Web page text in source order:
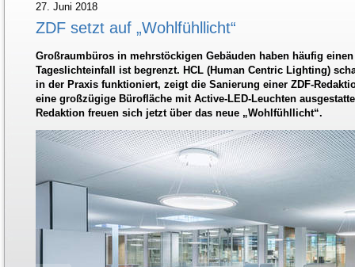
27. Juni 2018
ZDF setzt auf „Wohlfühllicht“
Großraumbüros in mehrstöckigen Gebäuden haben häufig
Tageslichteinfall ist begrenzt. HCL (Human Centric Lighting)
in der Praxis funktioniert, zeigt die Sanierung einer ZDF-
eine großzügige Bürofläche mit Active-LED-Leuchten
Redaktion freuen sich jetzt über das neue „Wohlfühllicht“.